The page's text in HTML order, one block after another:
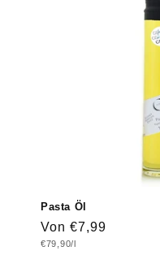
Pasta Öl
Normaler
Preis
Von €7,99
Grundpreis
€79,90/l